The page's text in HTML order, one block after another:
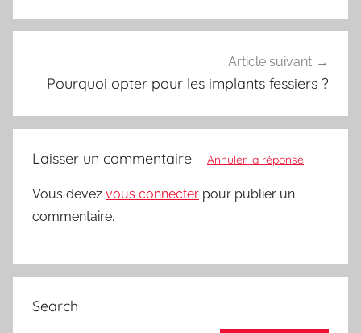
Article suivant
Pourquoi opter pour les implants fessiers ?
Laisser un commentaire Annuler la réponse
Vous devez vous connecter pour publier un
commentaire.
Search